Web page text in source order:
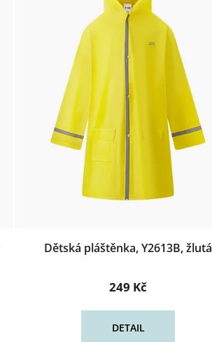
Dětská pláštěnka, Y2613B, žlutá
249 Kč
DETAIL